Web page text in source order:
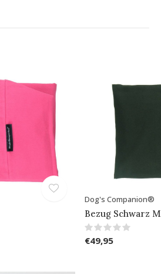
Dog's Companion®
Bezug Schwarz
€49,95